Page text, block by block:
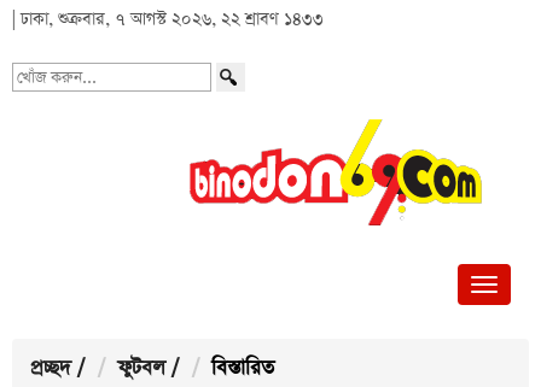
| ঢাকা, শুক্রবার, ৭ আগস্ট ২০২৬, ২২ শ্রাবণ ১৪৩৩
খোঁজ
প্রচ্ছদ / ফুটবল / বিস্তারিত